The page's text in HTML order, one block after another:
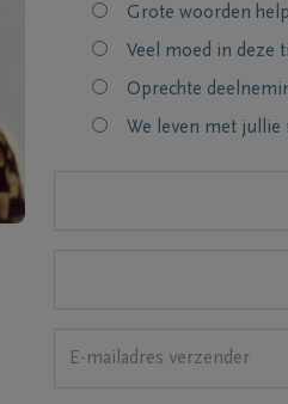
Grote woorden
Veel moed in deze
Oprechte
We leven met jullie